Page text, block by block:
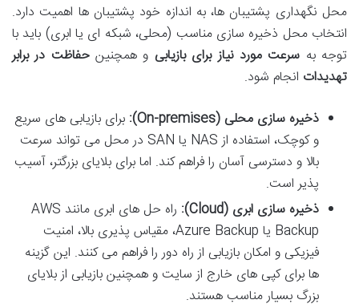
محل نگهداری پشتیبان ها، به اندازه خود پشتیبان ها اهمیت دارد.
انتخاب محل ذخیره سازی مناسب (محلی، شبکه ای یا ابری) باید با
توجه به سرعت مورد نیاز برای بازیابی و همچنینحفاظت در برابر
تهدیدات انجام شود.
ذخیره سازی محلی (On-premises):
برای بازیابی های سریع
و کوچک، استفاده از NAS یا SAN در محل می تواند سرعت
بالا و دسترسی آسان را فراهم کند. اما برای بلایای بزرگتر، آسیب
پذیر است.
ذخیره سازی ابری (Cloud):
راه حل های ابری مانند AWS
Backup یا Azure Backup، مقیاس پذیری بالا، امنیت
فیزیکی و امکان بازیابی از راه دور را فراهم می کنند. این گزینه
ها برای کپی های خارج از سایت و همچنین بازیابی از بلایای
بزرگ بسیار مناسب هستند.